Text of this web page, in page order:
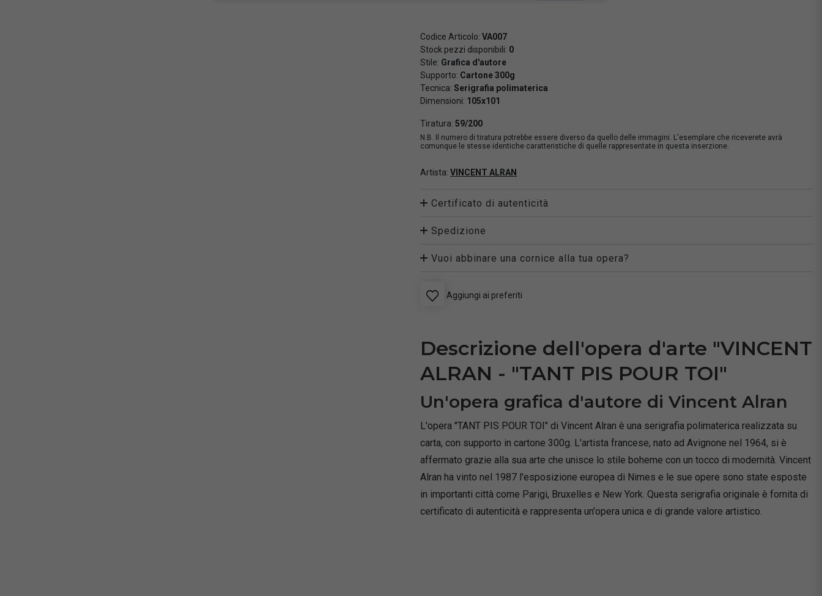
Codice Articolo: VA007
Stock pezzi disponibili: 0
Stile: Grafica d'autore
Supporto: Cartone 300g
Tecnica: Serigrafia polimaterica
Dimensioni: 105x101
Tiratura: 59/200
N.B. Il numero di tiratura potrebbe essere diverso da quello delle immagini. L'esemplare che riceverete avrà
comunque le stesse identiche caratteristiche di quelle rappresentate in questa inserzione.
Artista: VINCENT ALRAN
Certificato di autenticità
Spedizione
Vuoi abbinare una cornice alla tua opera?
Aggiungi ai preferiti
Descrizione dell'opera d'arte "VINCENT
ALRAN - "TANT PIS POUR TOI"
Un'opera grafica d'autore di Vincent Alran
L'opera "TANT PIS POUR TOI" di Vincent Alran è una serigrafia polimaterica realizzata su
carta, con supporto in cartone 300g. L'artista francese, nato ad Avignone nel 1964, si è
affermato grazie alla sua arte che unisce lo stile boheme con un tocco di modernità. Vincent
Alran ha vinto nel 1987 l'esposizione europea di Nimes e le sue opere sono state esposte
in importanti città come Parigi, Bruxelles e New York. Questa serigrafia originale è fornita di
certificato di autenticità e rappresenta un'opera unica e di grande valore artistico.